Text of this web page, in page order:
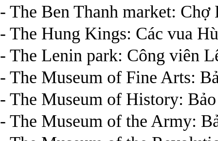
- The Ben Thanh market: Chợ
- The Hung Kings: Các vua
- The Lenin park: Công viên
- The Museum of Fine Arts:
- The Museum of History:
- The Museum of the Army: